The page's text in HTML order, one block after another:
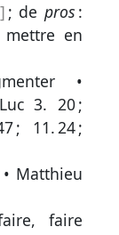
; de pros :
en
•
Luc 3. 20;
; 11. 24;
Matthieu
faire